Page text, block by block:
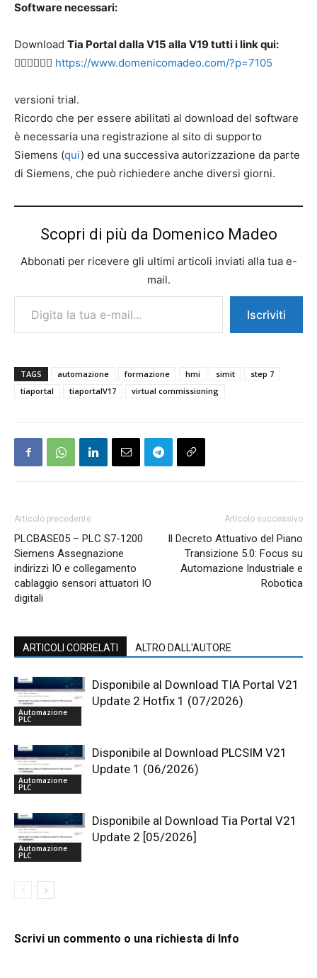
Software necessari:
Download Tia Portal dalla V15 alla V19 tutti i link qui:
👉🏻👉🏻👉🏻 https://www.domenicomadeo.com/?p=7105
versioni trial.
Ricordo che per essere abilitati al download del software
è necessaria una registrazione al sito di supporto
Siemens (qui) ed una successiva autorizzazione da parte
di Siemens, che può richiedere anche diversi giorni.
Scopri di più da Domenico Madeo
Abbonati per ricevere gli ultimi articoli inviati alla tua e-
mail.
Digita la tua e-mail...
Iscriviti
TAGS automazione formazione hmi simit
step 7
tiaportal
tiaportalV17 virtual commissioning
Articolo precedente
PLCBASE05 – PLC S7-1200
Siemens Assegnazione
indirizzi IO e collegamento
cablaggio sensori attuatori IO
digitali
Articolo successivo
Il Decreto Attuativo del Piano
Transizione 5.0: Focus su
Automazione Industriale e
Robotica
ARTICOLI CORRELATI ALTRO DALL'AUTORE
Automazione
PLC
Disponibile al Download TIA Portal V21
Update 2 Hotfix 1 (07/2026)
Automazione
PLC
Disponibile al Download PLCSIM V21
Update 1 (06/2026)
Automazione
PLC
Disponibile al Download Tia Portal V21
Update 2 [05/2026]
Scrivi un commento o una richiesta di Info